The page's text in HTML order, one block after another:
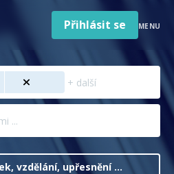
Přihlásit se MENU
vzdělání, upřesnění ...